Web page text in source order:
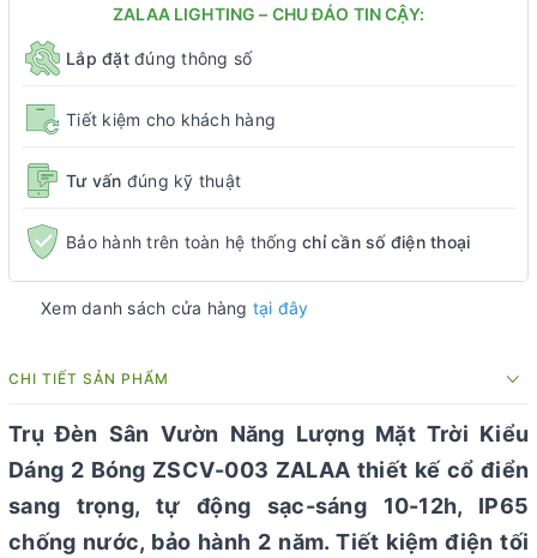
ZALAA LIGHTING – CHU ĐÁO TIN CẬY:
Lắp đặtđúng thông số
Tiết kiệm cho khách hàng
Tư vấn đúng kỹ thuật
Bảo hành trên toàn hệ thống chỉ cần số điện thoại
Xem danh sách cửa hàng tại đây
CHI TIẾT SẢN PHẨM
Trụ Đèn Sân Vườn Năng Lượng Mặt Trời Kiểu
Dáng 2 Bóng ZSCV-003 ZALAA thiết kế cổ điển
sang trọng, tự động sạc-sáng 10-12h, IP65
chống nước, bảo hành 2 năm. Tiết kiệm điện tối